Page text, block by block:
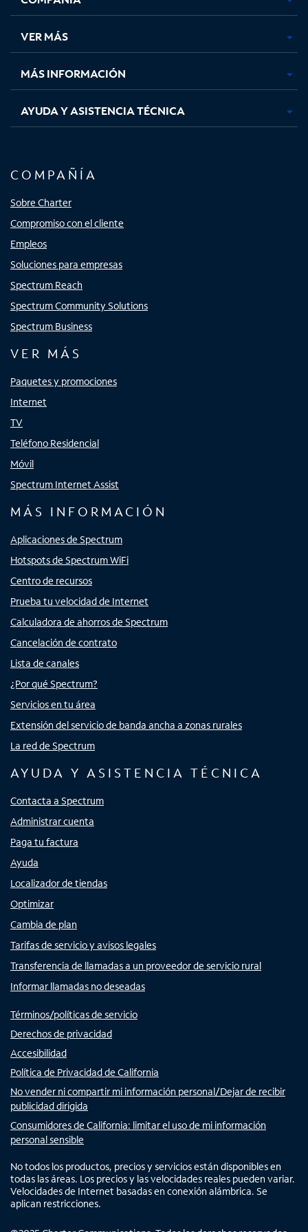
en
pestaña
nueva
en
pestaña
nueva
en
pestaña
nueva
en
nueva
VER MÁS
MÁS INFORMACIÓN
AYUDA Y ASISTENCIA TÉCNICA
COMPAÑÍA
Sobre Charter
Compromiso con el cliente
Empleos
Soluciones para empresas
Spectrum Reach
Spectrum Community Solutions
Spectrum Business
VER MÁS
Paquetes y promociones
Internet
TV
Teléfono Residencial
Móvil
Spectrum Internet Assist
MÁS INFORMACIÓN
Aplicaciones de Spectrum
Hotspots de Spectrum WiFi
Centro de recursos
Prueba tu velocidad de Internet
Calculadora de ahorros de Spectrum
Cancelación de contrato
Lista de canales
¿Por qué Spectrum?
Servicios en tu área
Extensión del servicio de banda ancha a zonas rurales
La red de Spectrum
AYUDA Y ASISTENCIA TÉCNICA
Contacta a Spectrum
Administrar cuenta
Paga tu factura
Ayuda
Localizador de tiendas
Optimizar
Cambia de plan
Tarifas de servicio y avisos legales
Transferencia de llamadas a un proveedor de servicio rural
Informar llamadas no deseadas
Términos/políticas de servicio
Derechos de privacidad
Accesibilidad
Política de Privacidad de California
No vender ni compartir mi información personal/Dejar de recibir
publicidad dirigida
Consumidores de California: limitar el uso de mi información
personal sensible
No todos los productos, precios y servicios están disponibles en
todas las áreas. Los precios y las velocidades reales pueden variar.
Velocidades de Internet basadas en conexión alámbrica. Se
aplican restricciones.